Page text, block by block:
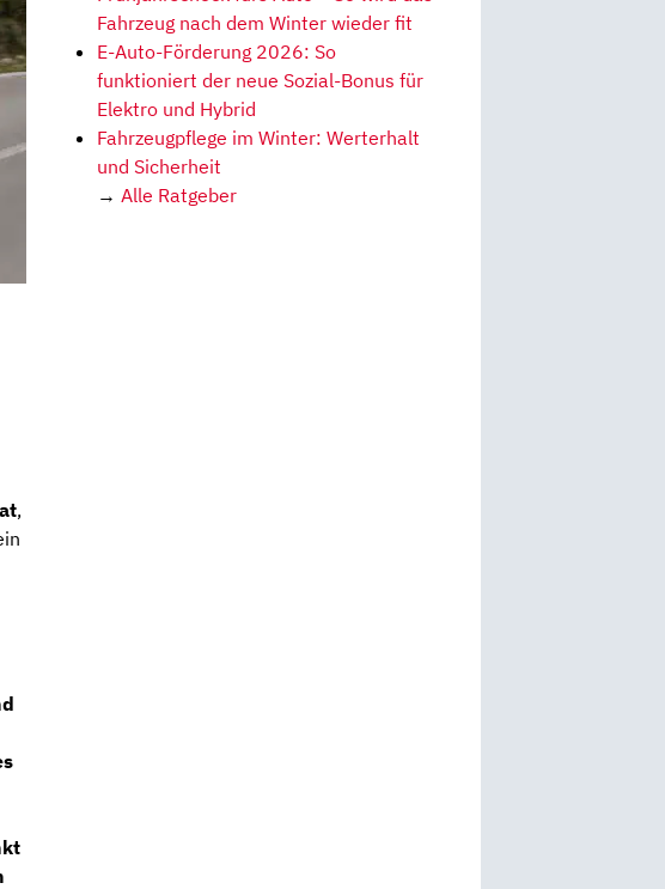
,
Fahrzeug nach dem Winter wieder fit
E-Auto-Förderung 2026: So
funktioniert der neue Sozial-Bonus für
Elektro und Hybrid
Fahrzeugpflege im Winter: Werterhalt
und Sicherheit
→ Alle Ratgeber